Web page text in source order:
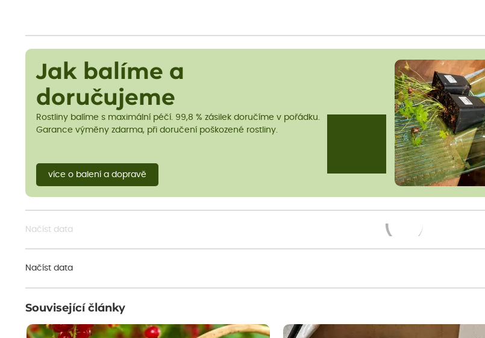
Jak balíme a
doručujeme
Rostliny balíme s maximální péčí. 99,8 % zásilek doručíme v pořádku.
Garance výměny zdarma, při doručení poškozené rostliny.
více o balení a dopravě
Načíst data
Načíst data
Související články